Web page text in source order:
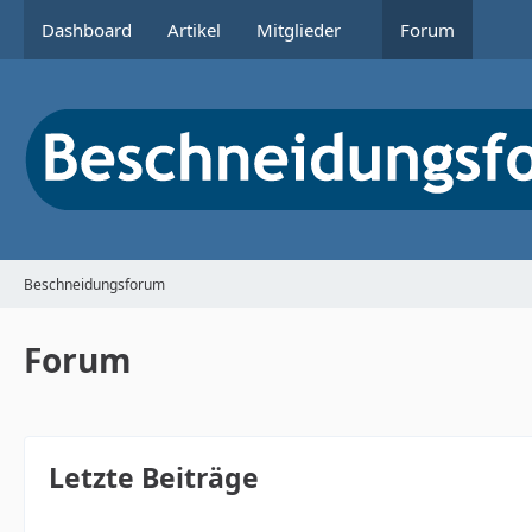
Dashboard Artikel Mitglieder Forum
Beschneidungsforum
Forum
Letzte Beiträge